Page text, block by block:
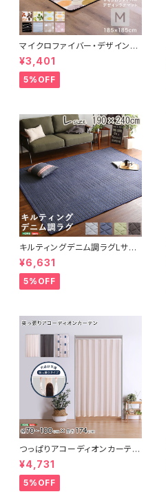
マイクロファイバー・デザインラ
グマットMサイズ（185×185cm）
洗えるラグマット 【WASHFA2】
FRG-D2-M
¥3,401
5%OFF
キルティングデニム調ラグLサイ
ズ(190x240cm)オールシーズ
ン、滑り止め付き、手洗い対応【D
erid-デリッド-】 DRG-L
¥6,631
5%OFF
つっぱりアコーディオンカーテ
ン 100×174cm SH-16-TA
DC
¥4,731
5%OFF